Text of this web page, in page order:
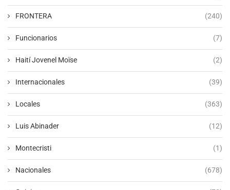
FRONTERA (240)
Funcionarios (7)
Haití Jovenel Moïse (2)
Internacionales (39)
Locales (363)
Luis Abinader (12)
Montecristi (1)
Nacionales (678)